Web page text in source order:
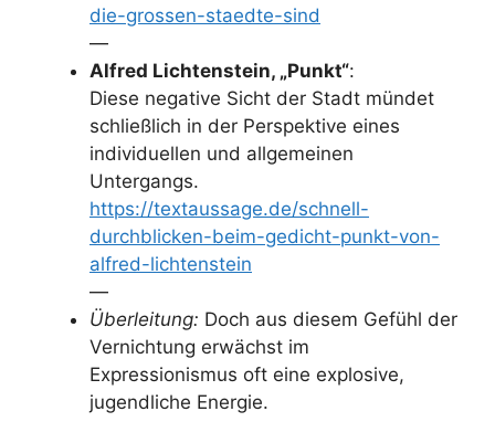
die-grossen-staedte-sind
—
Alfred Lichtenstein, „Punkt“:
Diese negative Sicht der Stadt mündet
schließlich in der Perspektive eines
individuellen und allgemeinen
Untergangs.
https://textaussage.de/schnell-
durchblicken-beim-gedicht-punkt-von-
alfred-lichtenstein
—
Überleitung: Doch aus diesem Gefühl der
Vernichtung erwächst im
Expressionismus oft eine explosive,
jugendliche Energie.